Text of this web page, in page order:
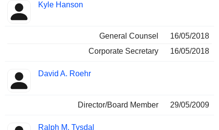
Kyle Hanson
General Counsel
16/05/2018
Corporate Secretary
16/05/2018
David A. Roehr
Director/Board Member 29/05/2009
Ralph M. Tysdal